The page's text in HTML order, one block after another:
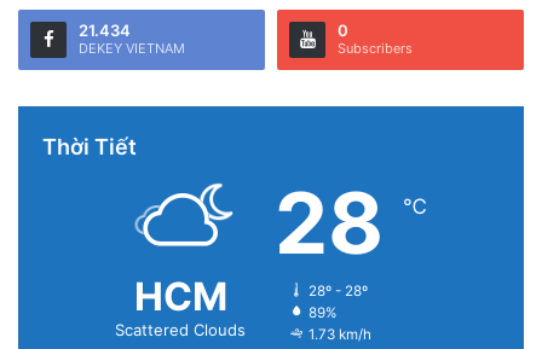
21.434
DEKEY VIETNAM
0
Subscribers
Thời Tiết
HCM
Scattered Clouds
28 ℃
28º - 28º
89%
1.73 km/h